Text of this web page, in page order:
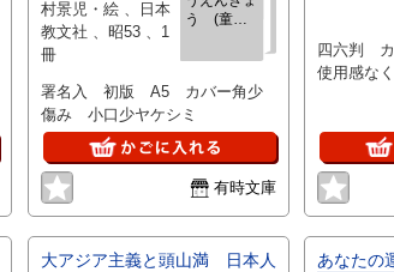
う (童話
村景児・絵 、日本
教文社 、昭53 、1
冊
署名入 初版 A5 カバー角少
傷み 小口少ヤケシミ
有時文庫
四六判 カ
使用感な
大アジア主義と頭山満 日本人
あなたの